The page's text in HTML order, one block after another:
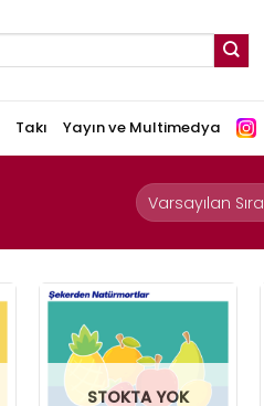
Takı Yayın ve Multimedya
STOKTA YOK